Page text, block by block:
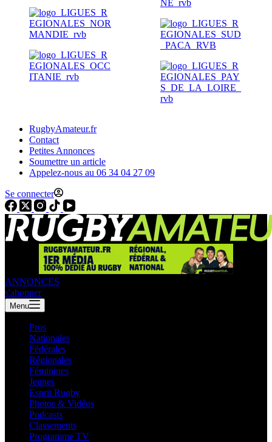
RugbyAmateur.fr
Contact
Petites Annonces
Soumettre un article
Appelez-nous au 06 34 04 27 09
Se connecter
ANNONCES
s'abonner
Menu
Pros
Nationales
Fédérales
Régionales
Féminines
Jeunes
Esprit Rugby
Photos & Vidéos
Podcasts
Classements
Programme TV